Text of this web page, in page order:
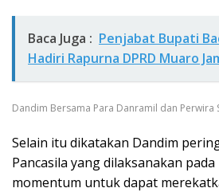
Baca Juga : Penjabat Bupati
Hadiri Rapurna DPRD Muaro
Dandim Bersama Para Danramil dan Perwira
Selain itu dikatakan Dandim
Pancasila yang dilaksanakan
momentum untuk dapat